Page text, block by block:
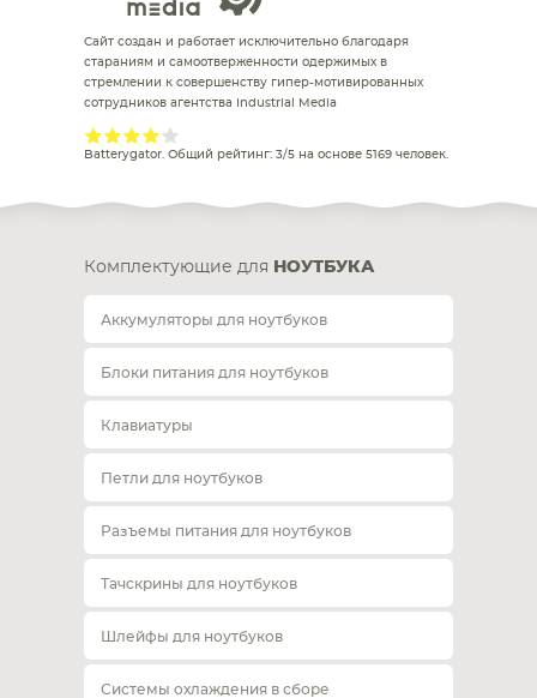
Сайт создан и работает исключительно благодаря
стараниям и самоотверженности одержимых в
стремлении к совершенству гипер-мотивированных
сотрудников агентства Industrial Media
Batterygator. Общий рейтинг: 3/5 на основе 5169 человек.
Комплектующие для НОУТБУКА
Аккумуляторы для ноутбуков
Блоки питания для ноутбуков
Клавиатуры
Петли для ноутбуков
Разъемы питания для ноутбуков
Тачскрины для ноутбуков
Шлейфы для ноутбуков
Системы охлаждения в сборе